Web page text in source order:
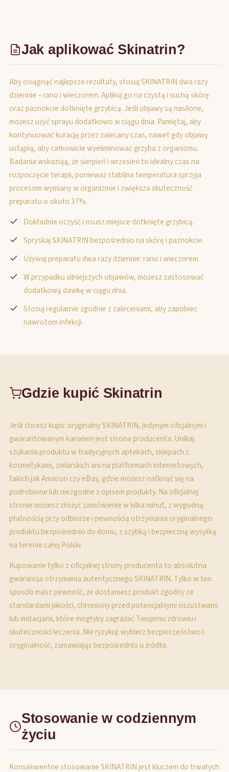
Jak aplikować Skinatrin?
Aby osiągnąć najlepsze rezultaty, stosuj SKINATRIN dwa razy
dziennie – rano i wieczorem. Aplikuj go na czystą i suchą skórę
oraz paznokcie dotknięte grzybicą. Jeśli objawy są nasilone,
możesz użyć sprayu dodatkowo w ciągu dnia. Pamiętaj, aby
kontynuować kurację przez zalecany czas, nawet gdy objawy
ustąpią, aby całkowicie wyeliminować grzyba z organizmu.
Badania wskazują, że sierpień i wrzesień to idealny czas na
rozpoczęcie terapii, ponieważ stabilna temperatura sprzyja
procesom wymiany w organizmie i zwiększa skuteczność
preparatu o około 37%.
Dokładnie oczyść i osusz miejsce dotknięte grzybicą.
Spryskaj SKINATRIN bezpośrednio na skórę i paznokcie.
Używaj preparatu dwa razy dziennie: rano i wieczorem.
W przypadku silniejszych objawów, możesz zastosować
dodatkową dawkę w ciągu dnia.
Stosuj regularnie zgodnie z zaleceniami, aby zapobiec
nawrotom infekcji.
Gdzie kupić Skinatrin
Jeśli chcesz kupić oryginalny SKINATRIN, jedynym oficjalnym i
gwarantowanym kanałem jest strona producenta. Unikaj
szukania produktu w tradycyjnych aptekach, sklepach z
kosmetykami, zielarskich ani na platformach internetowych,
takich jak Amazon czy eBay, gdzie możesz natknąć się na
podrobione lub niezgodne z opisem produkty. Na oficjalnej
stronie możesz złożyć zamówienie w kilka minut, z wygodną
płatnością przy odbiorze i pewnością otrzymania oryginalnego
produktu bezpośrednio do domu, z szybką i bezpieczną wysyłką
na terenie całej Polski.
Kupowanie tylko z oficjalnej strony producenta to absolutna
gwarancja otrzymania autentycznego SKINATRIN. Tylko w ten
sposób masz pewność, że dostaniesz produkt zgodny ze
standardami jakości, chroniony przed potencjalnymi oszustwami
lub imitacjami, które mogłyby zagrażać Twojemu zdrowiu i
skuteczności leczenia. Nie ryzykuj: wybierz bezpieczeństwo i
oryginalność, zamawiając bezpośrednio u źródła.
Stosowanie w codziennym
życiu
Konsekwentne stosowanie SKINATRIN jest kluczem do trwałych